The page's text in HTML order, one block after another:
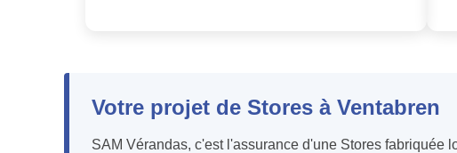
Votre projet de Stores à Ventabren
SAM Vérandas, c'est l'assurance d'une Stores fabriquée